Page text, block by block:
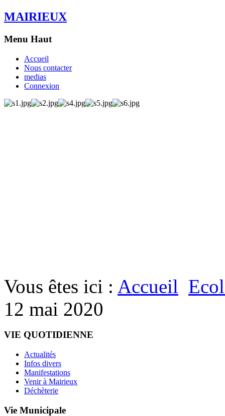
MAIRIEUX
Menu Haut
Accueil
Nous contacter
medias
Connexion
Vous êtes ici : Accueil
12 mai 2020
VIE QUOTIDIENNE
Actualités
Infos divers
Manifestations
Venir à Mairieux
Déchèterie
Vie Municipale